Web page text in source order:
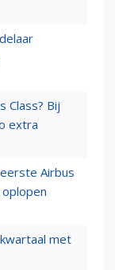
Class? Bij
extra
Airbus
met